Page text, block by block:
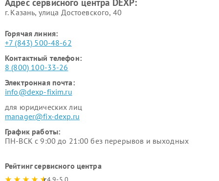
Адрес сервисного центра DEXP:
г. Казань, улица Достоевского, 40
Горячая линия:
+7 (843) 500-48-62
Контактный телефон:
8 (800) 100-33-26
Электронная почта:
info@dexp-fixim.ru
для юридических лиц
manager@fix-dexp.ru
График работы:
ПН-ВСК с 9:00 до 21:00 без перерывов и выходных
Рейтинг сервисного центра